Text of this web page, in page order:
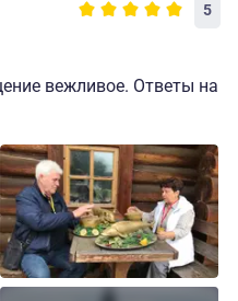
5
вежливое. Ответы на